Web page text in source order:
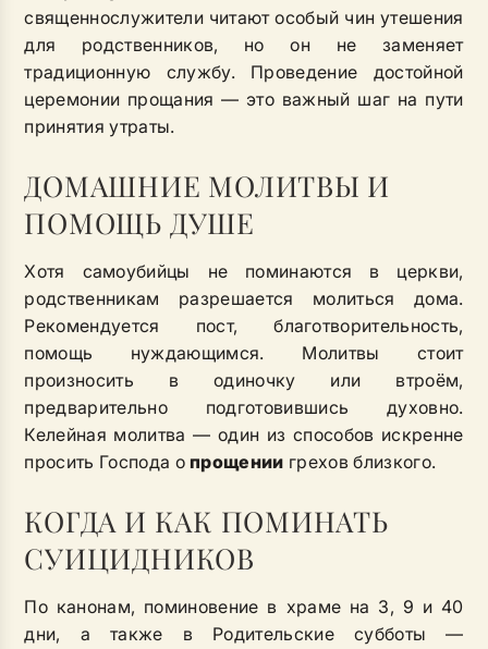
священнослужители читают особый чин утешения
для родственников, но он не заменяет
традиционную службу. Проведение достойной
церемонии прощания — это важный шаг на пути
принятия утраты.
ДОМАШНИЕ МОЛИТВЫ И
ПОМОЩЬ ДУШЕ
Хотя самоубийцы не поминаются в церкви,
родственникам разрешается молиться дома.
Рекомендуется пост, благотворительность,
помощь нуждающимся. Молитвы стоит
произносить в одиночку или втроём,
предварительно подготовившись духовно.
Келейная молитва — один из способов искренне
просить Господа опрощении грехов близкого.
КОГДА И КАК ПОМИНАТЬ
СУИЦИДНИКОВ
По канонам, поминовение в храме на 3, 9 и 40
дни, а также в Родительские субботы —